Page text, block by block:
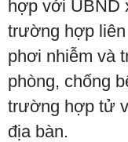
hợp với UBND
trường hợp
phơi nhiễm và
phòng, chống
trường hợp tử
địa bàn.